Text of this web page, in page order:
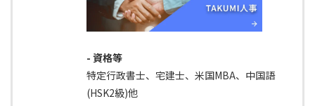
- 資格等
特定行政書士、宅建士、米国MBA、中国語
(HSK2級)他